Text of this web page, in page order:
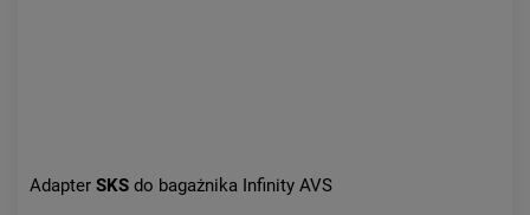
Adapter SKS do bagażnika Infinity AVS